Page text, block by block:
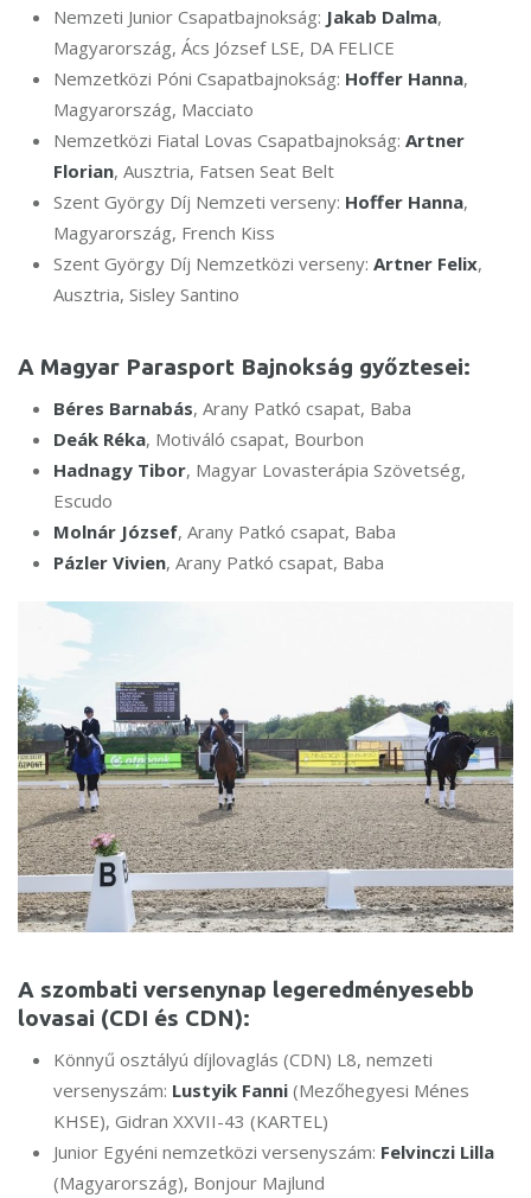
Nemzeti Junior Csapatbajnokság: Jakab Dalma,
Magyarország, Ács József LSE, DA FELICE
Nemzetközi Póni Csapatbajnokság: Hoffer Hanna,
Magyarország, Macciato
Nemzetközi Fiatal Lovas Csapatbajnokság: Artner
Florian, Ausztria, Fatsen Seat Belt
Szent György Díj Nemzeti verseny: Hoffer Hanna,
Magyarország, French Kiss
Szent György Díj Nemzetközi verseny: Artner Felix,
Ausztria, Sisley Santino
A Magyar Parasport Bajnokság győztesei:
Béres Barnabás, Arany Patkó csapat, Baba
Deák Réka, Motiváló csapat, Bourbon
Hadnagy Tibor, Magyar Lovasterápia Szövetség,
Escudo
Molnár József, Arany Patkó csapat, Baba
Pázler Vivien, Arany Patkó csapat, Baba
A szombati versenynap legeredményesebb
lovasai (CDI és CDN):
Könnyű osztályú díjlovaglás (CDN) L8, nemzeti
versenyszám: Lustyik Fanni (Mezőhegyesi Ménes
KHSE), Gidran XXVII-43 (KARTEL)
Junior Egyéni nemzetközi versenyszám: Felvinczi Lilla
(Magyarország), Bonjour Majlund